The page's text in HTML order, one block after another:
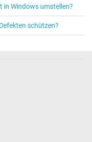
in Windows umstellen?
schützen?